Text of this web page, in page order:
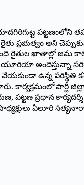
ప్రభుత్వం అని
రైతుల ఖాతాల్లో జమ
యూరియా
ఉన్న పరిస్థితి
పార్టీ
ప్రధాన కార్యదర్శి
ఏలూరి